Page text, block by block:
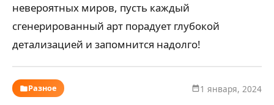
невероятных миров, пусть каждый
сгенерированный арт порадует глубокой
детализацией и запомнится надолго!
Разное 1 января, 2024